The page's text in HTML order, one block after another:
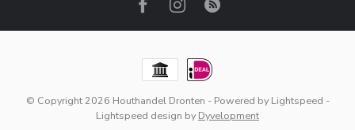
© Copyright 2026 Houthandel Dronten - Powered by Lightspeed -
Lightspeed design by Dyvelopment